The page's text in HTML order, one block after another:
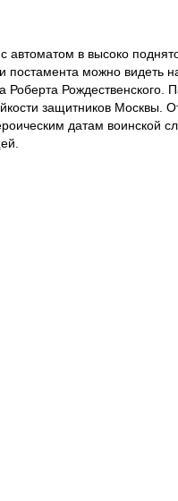
автоматом в высоко
постамента можно
Рождественского.
защитников Москвы.
датам воинской